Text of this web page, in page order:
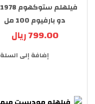
دو بارفيوم 100 مل
799.00 ريال
إضافة إلى السلة